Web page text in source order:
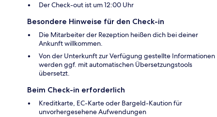
Der Check-out ist um 12:00 Uhr
Besondere Hinweise für den Check-in
Die Mitarbeiter der Rezeption heißen dich bei deiner
Ankunft willkommen.
Von der Unterkunft zur Verfügung gestellte Informationen
werden ggf. mit automatischen Übersetzungstools
übersetzt.
Beim Check-in erforderlich
Kreditkarte, EC-Karte oder Bargeld-Kaution für
unvorhergesehene Aufwendungen